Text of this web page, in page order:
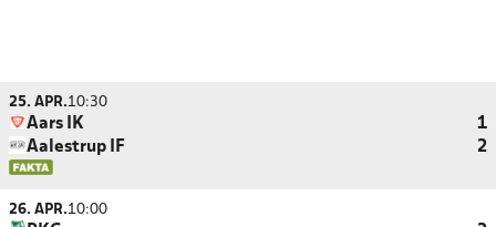
25. APR.10:30
Aars IK
1
Aalestrup IF
2
26. APR.10:00